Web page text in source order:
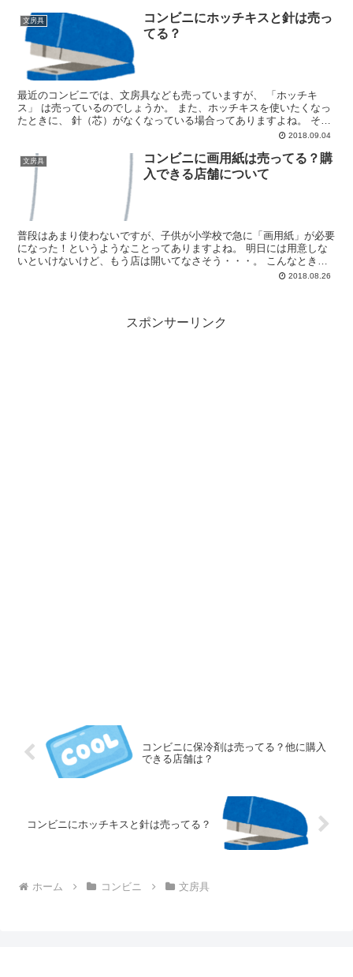
文房具
コンビニにホッチキスと針は売っ
てる？
最近のコンビニでは、文房具なども売っていますが、 「ホッチキ
ス」 は売っているのでしょうか。 また、ホッチキスを使いたくなっ
たときに、 針（芯）がなくなっている場合ってありますよね。 そん
なホッチキスとその針はコンビニでも売っているのでしょ...2018.09.04
文房具
コンビニに画用紙は売ってる？購
入できる店舗について
普段はあまり使わないですが、子供が小学校で急に「画用紙」が必要
になった！というようなことってありますよね。 明日には用意しな
いといけないけど、もう店は開いてなさそう・・・。 こんなときに
コンビニで売っていれば便利なのですが、 コンビニに画用...2018.08.26
スポンサーリンク
コンビニに保冷剤は売ってる？他に購入
できる店舗は？
コンビニにホッチキスと針は売ってる？
ホーム コンビニ 文房具